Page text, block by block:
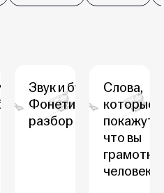
и
Звук и буква.
Фонетический
разбор слова
Слова,
которые
покажут,
что вы
человек